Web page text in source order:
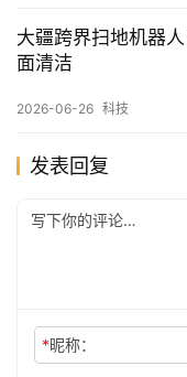
大疆跨界扫地机器
面清洁
2026-06-26 科技
发表回复
*昵称：